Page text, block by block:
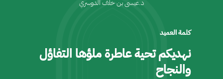
كلمة العميد
نهديكم تحية عاطرة ملؤها التفاؤل
والنجاح
د.عيسى بن خلف الدوسري